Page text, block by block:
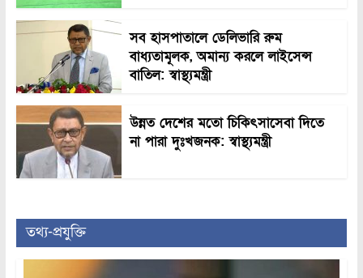
সব হাসপাতালে ডেলিভারি রুম
বাধ্যতামূলক, অমান্য করলে লাইসেন্স
বাতিল: স্বাস্থ্যমন্ত্রী
উন্নত দেশের মতো চিকিৎসাসেবা দিতে
না পারা দুঃখজনক: স্বাস্থ্যমন্ত্রী
তথ্য-প্রযুক্তি